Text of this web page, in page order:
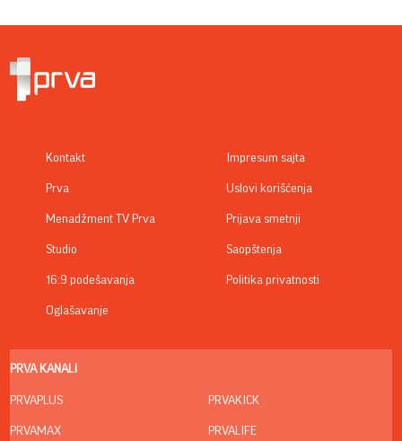
Kontakt
Prva
Menadžment TV Prva
Studio
16:9 podešavanja
Oglašavanje
Impresum sajta
Uslovi korišćenja
Prijava smetnji
Saopštenja
Politika privatnosti
PRVA KANALI
PRVAPLUS
PRVAMAX
PRVAKICK
PRVALIFE